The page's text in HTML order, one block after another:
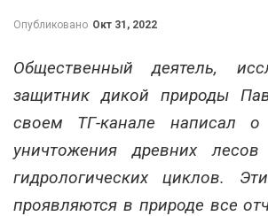
Опубликовано Окт 31, 2022
Общественный деятель,
защитник дикой природы
своем ТГ-канале написал о
уничтожения древних
гидрологических циклов.
проявляются в природе все